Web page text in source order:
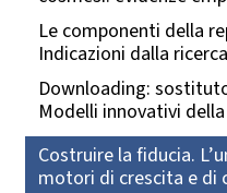
Le componenti della
Indicazioni dalla
Downloading:
Modelli innovativi
Costruire la fiducia.
motori di crescita e di